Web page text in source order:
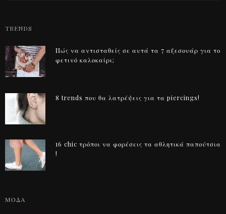
TRENDS
Πώς να αντισταθείς σε αυτά τα 7 αξεσουάρ για το
φετινό καλοκαίρι;
8 trends που θα λατρέψεις για τα piercings!
16 chic τρόποι να φορέσεις τα αθλητικά παπούτσια
!
ΜΟΔΑ